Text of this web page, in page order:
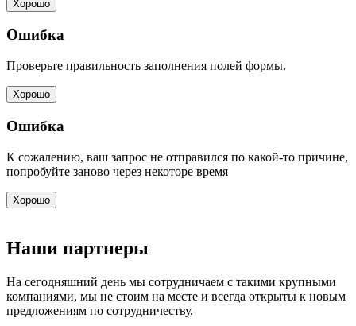
Хорошо
Ошибка
Проверьте правильность заполнения полей формы.
Хорошо
Ошибка
К сожалению, ваш запрос не отправился по какой-то причине,
попробуйте заново через некоторе время
Хорошо
Наши партнеры
На сегодняшний день мы сотрудничаем с такими крупными
компаниями, мы не стоим на месте и всегда открыты к новым
предложениям по сотрудничеству.